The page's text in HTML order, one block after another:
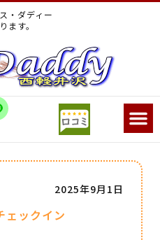
・ダディー
ます。
ェックイン
2025年9月1日